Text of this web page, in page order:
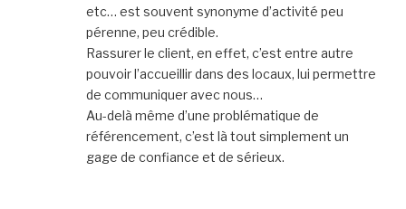
etc… est souvent synonyme d’activité peu
pérenne, peu crédible.
Rassurer le client, en effet, c’est entre autre
pouvoir l’accueillir dans des locaux, lui permettre
de communiquer avec nous…
Au-delà même d’une problématique de
référencement, c’est là tout simplement un
gage de confiance et de sérieux.